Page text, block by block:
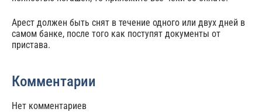
Арест должен быть снят в течение одного или двух дней в
самом банке, после того как поступят документы от
пристава.
Комментарии
Нет комментариев